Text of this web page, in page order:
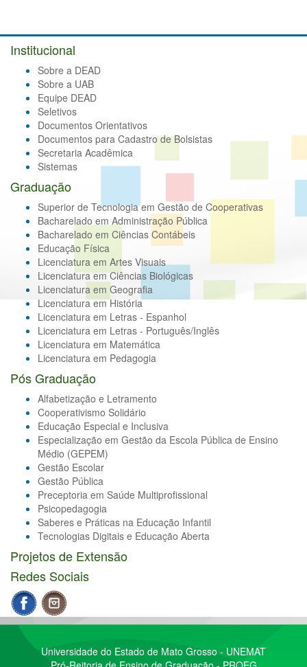
Institucional
Sobre a DEAD
Sobre a UAB
Equipe DEAD
Seletivos
Documentos Orientativos
Documentos para Cadastro de Bolsistas
Secretaria Acadêmica
Sistemas
Graduação
Superior de Tecnologia em Gestão de Cooperativas
Bacharelado em Administração Pública
Bacharelado em Ciências Contábeis
Educação Física
Licenciatura em Artes Visuais
Licenciatura em Ciências Biológicas
Licenciatura em Geografia
Licenciatura em História
Licenciatura em Letras - Espanhol
Licenciatura em Letras - Português/Inglês
Licenciatura em Matemática
Licenciatura em Pedagogia
Pós Graduação
Alfabetização e Letramento
Cooperativismo Solidário
Educação Especial e Inclusiva
Especialização em Gestão da Escola Pública de Ensino
Médio (GEPEM)
Gestão Escolar
Gestão Pública
Preceptoria em Saúde Multiprofissional
Psicopedagogia
Saberes e Práticas na Educação Infantil
Tecnologias Digitais e Educação Aberta
Projetos de Extensão
Redes Sociais
Universidade do Estado de Mato Grosso - UNEMAT